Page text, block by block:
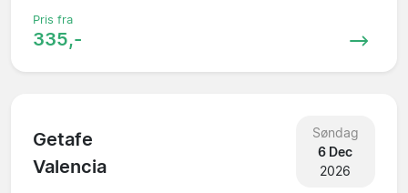
Pris fra
335,-
Getafe
Valencia
Søndag
6 Dec
2026